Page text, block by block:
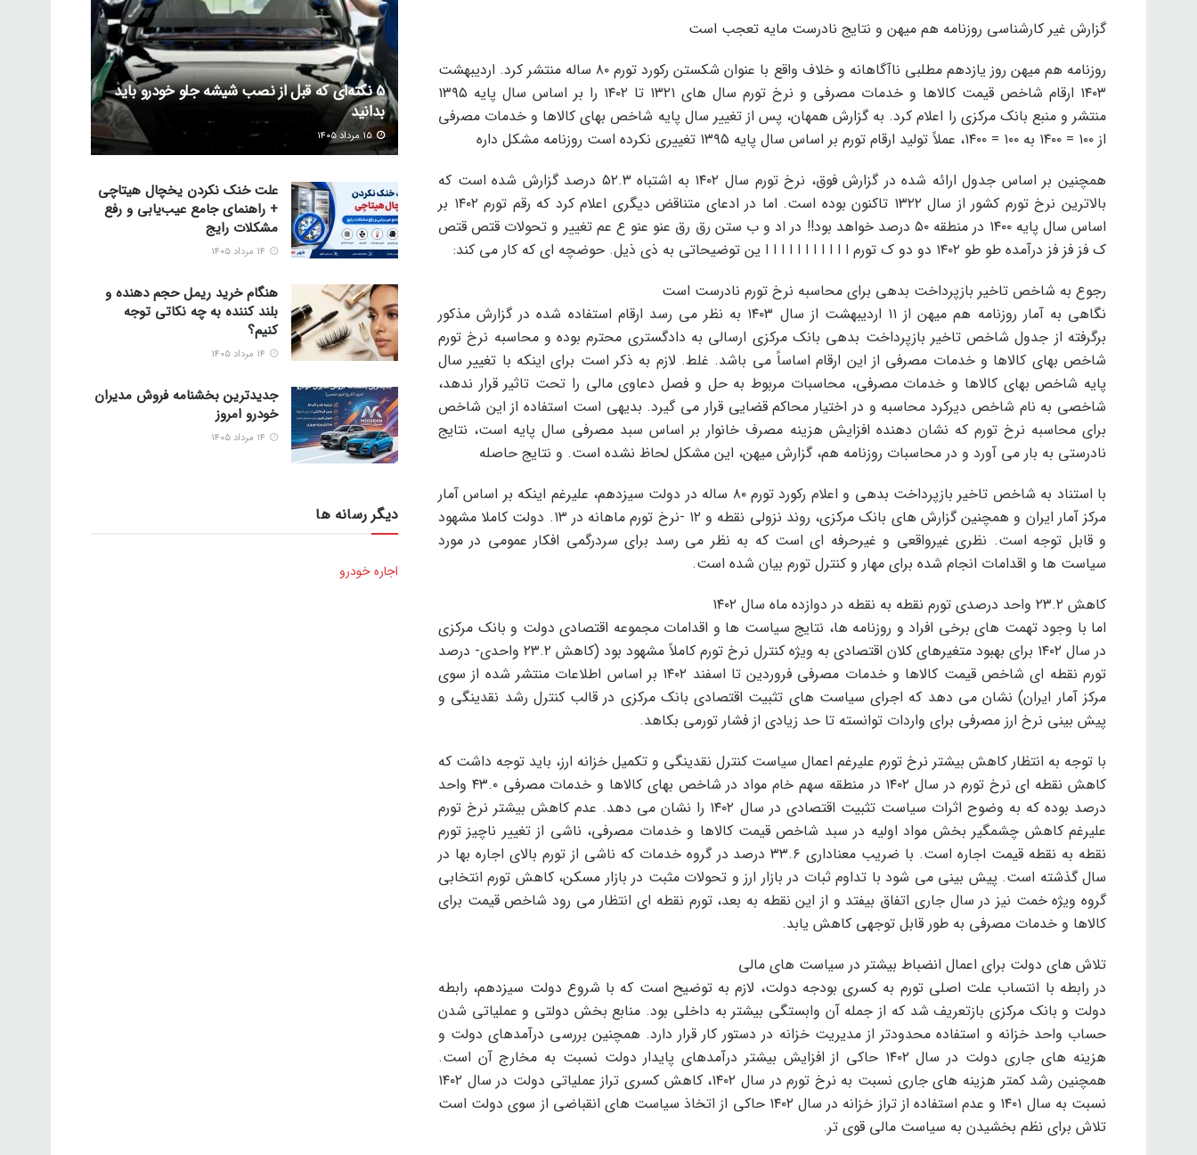
گزارش غیر کارشناسی روزنامه هم میهن و نتایج نادرست مایه تعجب است
روزنامه هم میهن روز یازدهم مطلبی ناآگاهانه و خلاف واقع با عنوان شکستن رکورد تورم ۸۰ ساله منتشر کرد. اردیبهشت
۱۴۰۳ ارقام شاخص قیمت کالاها و خدمات مصرفی و نرخ تورم سال های ۱۳۲۱ تا ۱۴۰۲ را بر اساس سال پایه ۱۳۹۵
منتشر و منبع بانک مرکزی را اعلام کرد. به گزارش همهان، پس از تغییر سال پایه شاخص بهای کالاها و خدمات مصرفی
از ۱۰۰ = ۱۴۰۰ به ۱۰۰ = ۱۴۰۰، عملاً تولید ارقام تورم بر اساس سال پایه ۱۳۹۵ تغییری نکرده است روزنامه مشکل داره
همچنین بر اساس جدول ارائه شده در گزارش فوق، نرخ تورم سال ۱۴۰۲ به اشتباه ۵۲.۳ درصد گزارش شده است که
بالاترین نرخ تورم کشور از سال ۱۳۲۲ تاکنون بوده است. اما در ادعای متناقض دیگری اعلام کرد که رقم تورم ۱۴۰۲ بر
اساس سال پایه ۱۴۰۰ در منطقه ۵۰ درصد خواهد بود!! در اد و ب ستن رق رق عنو عنو ع عم تغییر و تحولات قتص قتص
ک فز فز فز درآمده طو طو ۱۴۰۲ دو دو ک تورم ا ا ا ا ا ا ا ا ا ا ا ین توضیحاتی به ذی ذیل. حوضچه ای که کار می کند:
رجوع به شاخص تاخیر بازپرداخت بدهی برای محاسبه نرخ تورم نادرست است
نگاهی به آمار روزنامه هم میهن از ۱۱ اردیبهشت از سال ۱۴۰۳ به نظر می رسد ارقام استفاده شده در گزارش مذکور
برگرفته از جدول شاخص تاخیر بازپرداخت بدهی بانک مرکزی ارسالی به دادگستری محترم بوده و محاسبه نرخ تورم
شاخص بهای کالاها و خدمات مصرفی از این ارقام اساساً می باشد. غلط. لازم به ذکر است برای اینکه با تغییر سال
پایه شاخص بهای کالاها و خدمات مصرفی، محاسبات مربوط به حل و فصل دعاوی مالی را تحت تاثیر قرار ندهد،
شاخصی به نام شاخص دیرکرد محاسبه و در اختیار محاکم قضایی قرار می گیرد. بدیهی است استفاده از این شاخص
برای محاسبه نرخ تورم که نشان دهنده افزایش هزینه مصرف خانوار بر اساس سبد مصرفی سال پایه است، نتایج
نادرستی به بار می آورد و در محاسبات روزنامه هم، گزارش میهن، این مشکل لحاظ نشده است. و نتایج حاصله
با استناد به شاخص تاخیر بازپرداخت بدهی و اعلام رکورد تورم ۸۰ ساله در دولت سیزدهم، علیرغم اینکه بر اساس آمار
مرکز آمار ایران و همچنین گزارش های بانک مرکزی، روند نزولی نقطه و ۱۲ -نرخ تورم ماهانه در ۱۳. دولت کاملا مشهود
و قابل توجه است. نظری غیرواقعی و غیرحرفه ای است که به نظر می رسد برای سردرگمی افکار عمومی در مورد
سیاست ها و اقدامات انجام شده برای مهار و کنترل تورم بیان شده است.
کاهش ۲۳.۲ واحد درصدی تورم نقطه به نقطه در دوازده ماه سال ۱۴۰۲
اما با وجود تهمت های برخی افراد و روزنامه ها، نتایج سیاست ها و اقدامات مجموعه اقتصادی دولت و بانک مرکزی
در سال ۱۴۰۲ برای بهبود متغیرهای کلان اقتصادی به ویژه کنترل نرخ تورم کاملاً مشهود بود (کاهش ۲۳.۲ واحدی- درصد
تورم نقطه ای شاخص قیمت کالاها و خدمات مصرفی فروردین تا اسفند ۱۴۰۲ بر اساس اطلاعات منتشر شده از سوی
مرکز آمار ایران) نشان می دهد که اجرای سیاست های تثبیت اقتصادی بانک مرکزی در قالب کنترل رشد نقدینگی و
پیش بینی نرخ ارز مصرفی برای واردات توانسته تا حد زیادی از فشار تورمی بکاهد.
با توجه به انتظار کاهش بیشتر نرخ تورم علیرغم اعمال سیاست کنترل نقدینگی و تکمیل خزانه ارز، باید توجه داشت که
کاهش نقطه ای نرخ تورم در سال ۱۴۰۲ در منطقه سهم خام مواد در شاخص بهای کالاها و خدمات مصرفی ۴۳.۰ واحد
درصد بوده که به وضوح اثرات سیاست تثبیت اقتصادی در سال ۱۴۰۲ را نشان می دهد. عدم کاهش بیشتر نرخ تورم
علیرغم کاهش چشمگیر بخش مواد اولیه در سبد شاخص قیمت کالاها و خدمات مصرفی، ناشی از تغییر ناچیز تورم
نقطه به نقطه قیمت اجاره است. با ضریب معناداری ۳۳.۶ درصد در گروه خدمات که ناشی از تورم بالای اجاره بها در
سال گذشته است. پیش بینی می شود با تداوم ثبات در بازار ارز و تحولات مثبت در بازار مسکن، کاهش تورم انتخابی
گروه ویژه خمت نیز در سال جاری اتفاق بیفتد و از این نقطه به بعد، تورم نقطه ای انتظار می رود شاخص قیمت برای
کالاها و خدمات مصرفی به طور قابل توجهی کاهش یابد.
تلاش های دولت برای اعمال انضباط بیشتر در سیاست های مالی
در رابطه با انتساب علت اصلی تورم به کسری بودجه دولت، لازم به توضیح است که با شروع دولت سیزدهم، رابطه
دولت و بانک مرکزی بازتعریف شد که از جمله آن وابستگی بیشتر به داخلی بود. منابع بخش دولتی و عملیاتی شدن
حساب واحد خزانه و استفاده محدودتر از مدیریت خزانه در دستور کار قرار دارد. همچنین بررسی درآمدهای دولت و
هزینه های جاری دولت در سال ۱۴۰۲ حاکی از افزایش بیشتر درآمدهای پایدار دولت نسبت به مخارج آن است.
همچنین رشد کمتر هزینه های جاری نسبت به نرخ تورم در سال ۱۴۰۲، کاهش کسری تراز عملیاتی دولت در سال ۱۴۰۲
نسبت به سال ۱۴۰۱ و عدم استفاده از تراز خزانه در سال ۱۴۰۲ حاکی از اتخاذ سیاست های انقباضی از سوی دولت است
تلاش برای نظم بخشیدن به سیاست مالی قوی تر.
5 نکته‌ای که قبل از نصب شیشه جلو خودرو باید
بدانید
۱۵ مرداد ۱۴۰۵
علت خنک نکردن یخچال هیتاچی
+ راهنمای جامع عیب‌یابی و رفع
مشکلات رایج
هنگام خرید ریمل حجم دهنده و
بلند کننده به چه نکاتی توجه
کنیم؟
جدیدترین بخشنامه فروش مدیران
خودرو امروز
دیگر رسانه ها
اجاره خودرو